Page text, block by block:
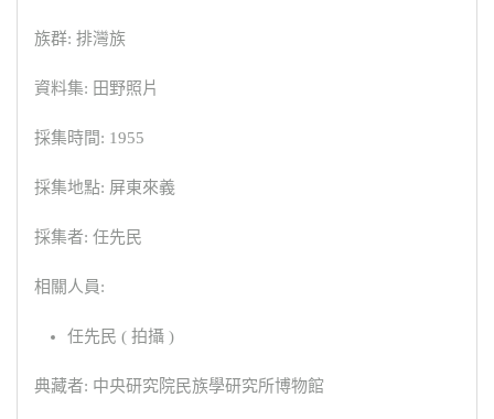
族群: 排灣族
資料集: 田野照片
採集時間: 1955
採集地點: 屏東來義
採集者: 任先民
相關人員:
任先民 ( 拍攝 )
典藏者: 中央研究院民族學研究所博物館